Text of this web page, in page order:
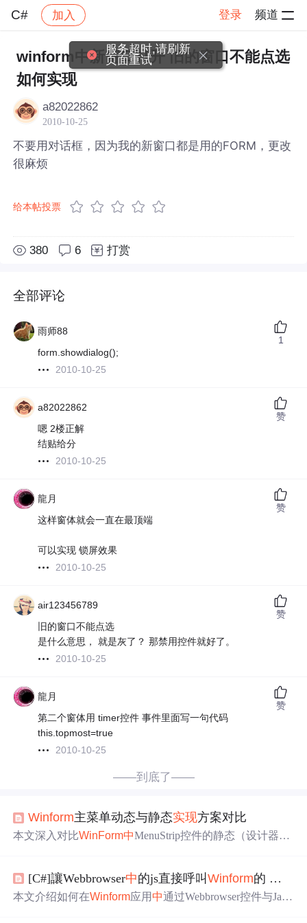
C# 加入 登录 频道
社区 C# 帖子详情
winform中新窗口打开 旧的窗口不能点选
如何实现
a82022862
2010-10-25
不要用对话框，因为我的新窗口都是用的FORM，更改
很麻烦
给本帖投票
380 6 打赏
全部评论
雨师88
form.showdialog();
2010-10-25
1
a82022862
嗯 2楼正解
结贴给分
2010-10-25
赞
龍月
这样窗体就会一直在最顶端
可以实现 锁屏效果
2010-10-25
赞
air123456789
旧的窗口不能点选
是什么意思， 就是灰了？ 那禁用控件就好了。
2010-10-25
赞
龍月
第二个窗体用 timer控件 事件里面写一句代码
this.topmost=true
2010-10-25
赞
——到底了——
Winform主菜单动态与静态实现方案对比
本文深入对比WinForm中MenuStrip控件的静态（设计器拖
驱动能力、维护成本及性能表现等方面的差异，并提供面
向项目规模、业务动态性与团队能力的实战选型指南，涵
[C#]讓Webbrowser中的js直接呼叫Winform的 方法
本文介绍如何在Winform应用 中通过Webbrowser控件与Java
服务超时,请刷新
页面重试